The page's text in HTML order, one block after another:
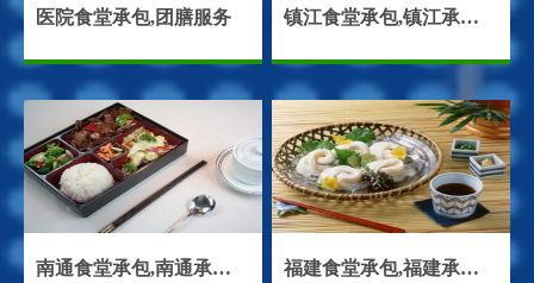
医院食堂承包,团膳服务 镇江食堂承包,镇江承包食堂,镇江饭堂承包
南通食堂承包,南通承包食堂,南通饭堂承包 福建食堂承包,福建承包食堂,福建饭堂承包,福建食堂托管